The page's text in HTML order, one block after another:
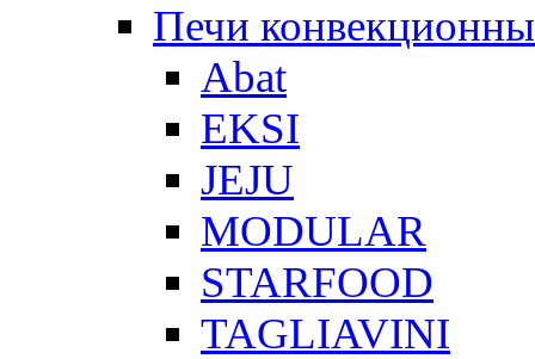
Печи
Abat
EKSI
JEJU
MODULAR
STARFOOD
TAGLIAVINI